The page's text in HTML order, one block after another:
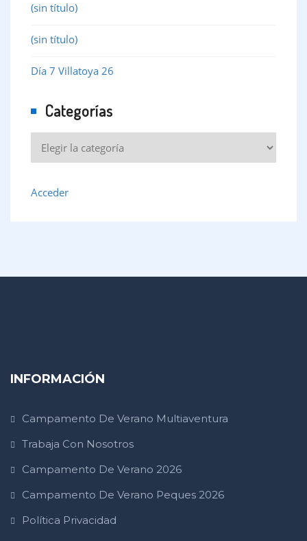
(sin título)
(sin título)
Día 7 Villatoya 26
Categorías
Acceder
INFORMACIÓN
Campamento De Verano Multiaventura
Trabaja Con Nosotros
Campamento De Verano 2026
Campamento De Verano Peques 2026
Política Privacidad